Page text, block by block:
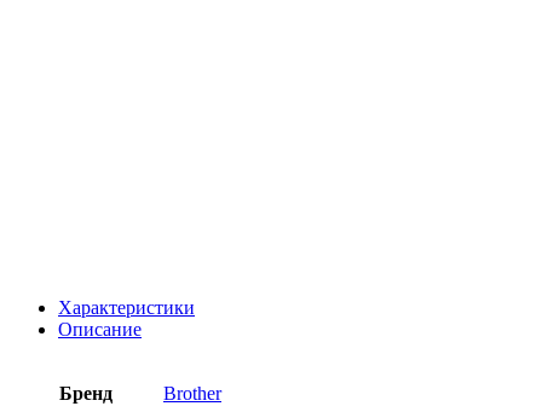
Характеристики
Описание
Бренд Brother